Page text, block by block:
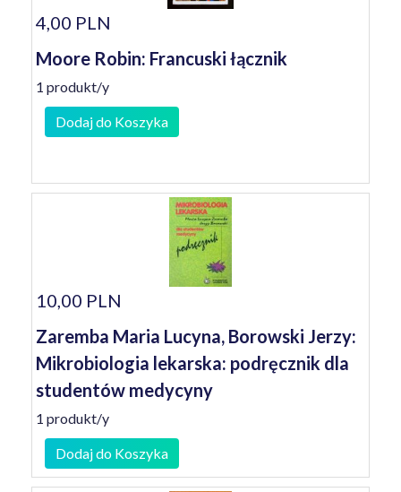
4,00 PLN
Moore Robin: Francuski łącznik
1 produkt/y
Dodaj do Koszyka
10,00 PLN
Zaremba Maria Lucyna, Borowski Jerzy:
Mikrobiologia lekarska: podręcznik dla
studentów medycyny
1 produkt/y
Dodaj do Koszyka